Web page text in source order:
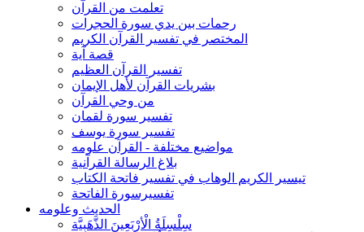
تعلمت من القرآن
رحمات بين يدي سورة الحجرات
المختصر في تفسير القرآن الكريم
قصة آية
تفسير القرآن العظيم
بشريات القرآن لأهل الإيمان
من وحي القرآن
تفسير سورة لقمان
تفسير سورة يوسف
مواضيع مختلفة - القرآن علومه
بلاغ الرسالة القرآنية
تيسير الكريم الوهاب في تفسير فاتحة الكتاب
تفسيرسورة الفاتحة
الحديث وعلومه
سِلْسِلَةُ الْأرْبَعِينَ الذَّهَبِيَّة